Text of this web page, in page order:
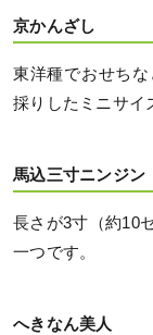
京かんざし
東洋種でおせち
採りしたミニサイ
馬込三寸ニンジン
長さが3寸（約10
一つです。
へきなん美人